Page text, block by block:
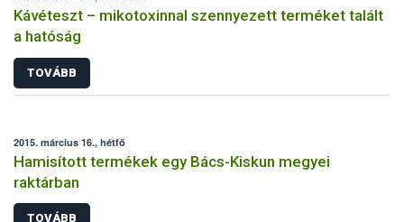
Kávéteszt – mikotoxinnal szennyezett terméket talált
a hatóság
TOVÁBB
2015. március 16., hétfő
Hamisított termékek egy Bács-Kiskun megyei
raktárban
TOVÁBB